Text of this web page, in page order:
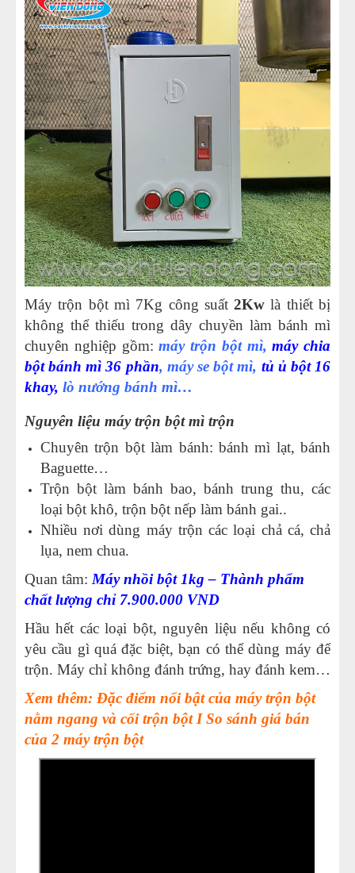
Máy trộn bột mì 7Kg công suất2Kw là thiết bị
không thể thiếu trong dây chuyền làm bánh mì
chuyên nghiệp gồm:máy trộn bột mì,máy chia
bột bánh mì 36 phần, máy se bột mì, tủ ủ bột 16
khay, lò nướng bánh mì…
Nguyên liệu máy trộn bột mì trộn
Chuyên trộn bột làm bánh: bánh mì lạt, bánh
Baguette…
Trộn bột làm bánh bao, bánh trung thu, các
loại bột khô, trộn bột nếp làm bánh gai..
Nhiều nơi dùng máy trộn các loại chả cá, chả
lụa, nem chua.
Quan tâm: Máy nhồi bột 1kg – Thành phẩm
chất lượng chỉ 7.900.000 VND
Hầu hết các loại bột, nguyên liệu nếu không có
yêu cầu gì quá đặc biệt, bạn có thể dùng máy để
trộn. Máy chỉ không đánh trứng, hay đánh kem…
Xem thêm: Đặc điểm nổi bật của máy trộn bột
nằm ngang và cối trộn bột I So sánh giá bán
của 2 máy trộn bột